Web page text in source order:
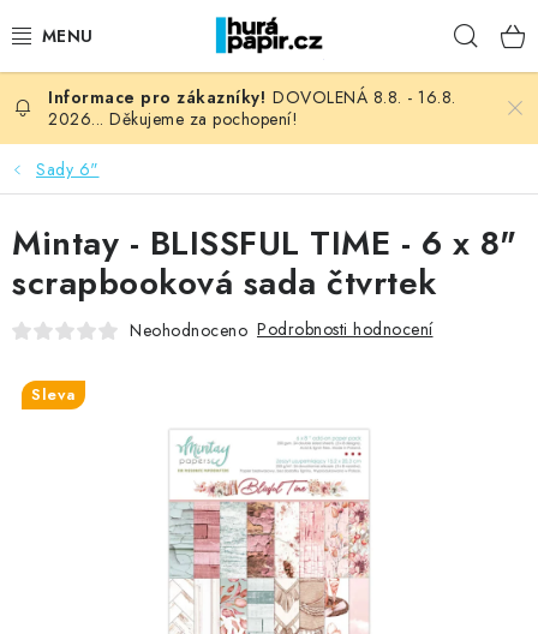
na
NOVINKY
HURÁ DÍLNA
VŠECHNO ZBOŽÍ
KNIHAŘSKÝ MATERIÁL
OBLÍBENÉ ♥️
MOJE OBJEDNÁVKA
DOVOLENÁ 8.8. - 16.8.
2026... Děkujeme za pochopení!
Sady 6"
Mintay - BLISSFUL TIME - 6 x 8"
scrapbooková sada čtvrtek
Neohodnoceno Podrobnosti hodnocení
Sleva